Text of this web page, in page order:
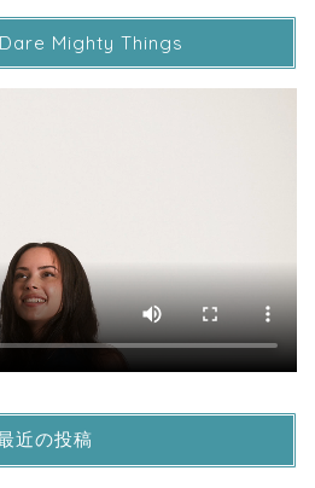
Mighty Things
近の投稿